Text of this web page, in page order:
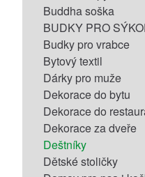
Buddha soška
BUDKY PRO
Budky pro vrabce
Bytový textil
Dárky pro muže
Dekorace do bytu
Dekorace do
Dekorace za dveře
Deštníky
Dětské stoličky